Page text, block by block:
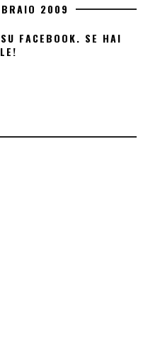
2009
FACEBOOK. SE HAI